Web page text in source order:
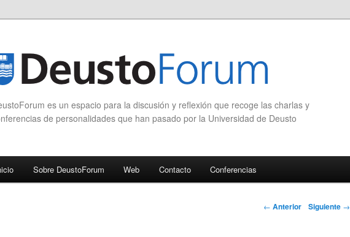
es un espacio para la discusión y reflexión que recoge las charlas y
de personalidades que han pasado por la Universidad de Deusto
Ir al contenido principal
Ir al contenido secundario
Sobre DeustoForum Web Contacto Conferencias
Navegación de
← Anterior Siguiente →